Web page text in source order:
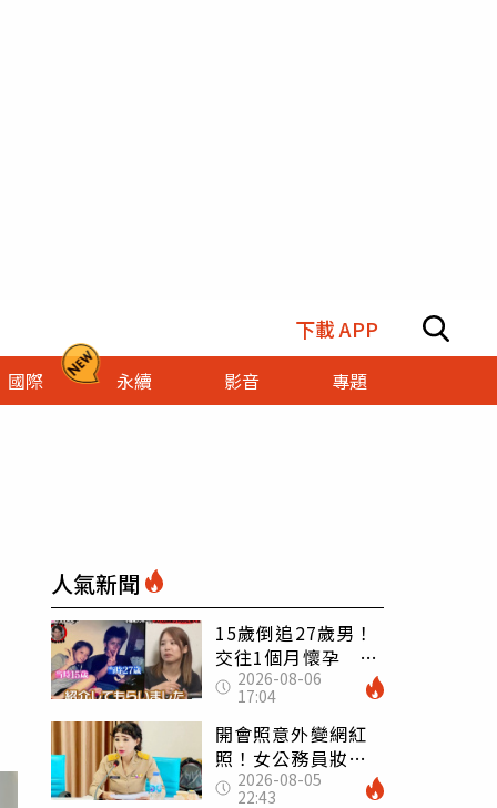
下載 APP
國際 永續 影音 專題
人氣新聞
15歲倒追27歲男！
交往1個月懷孕 36
歲當阿嬤故事曝光
2026-08-06
17:04
開會照意外變網紅
照！女公務員妝容
掀2千則留言 本人
2026-08-05
22:43